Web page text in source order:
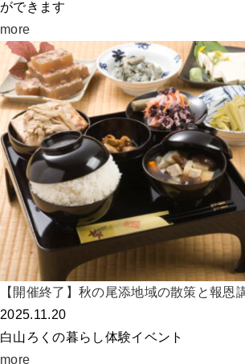
ができます
more
【開催終了】秋の尾添地域の散策と報恩
2025.11.20
白山ろくの暮らし体験イベント
more